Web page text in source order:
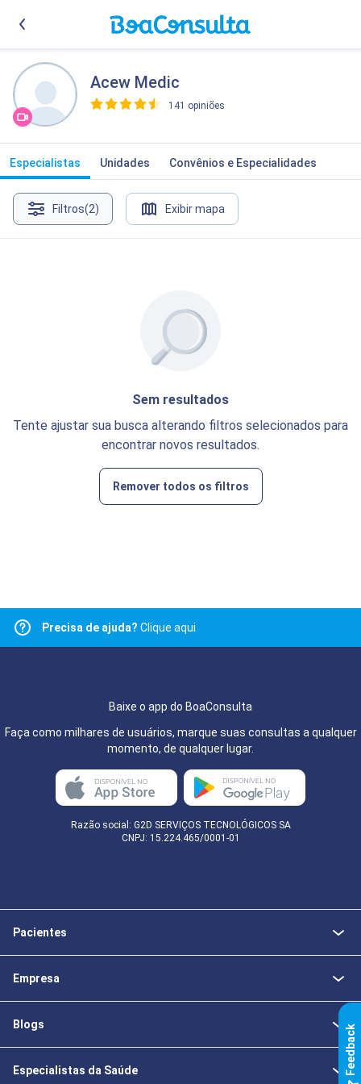
Acew Medic
141 opiniões
Especialistas Unidades Convênios e Especialidades
Filtros(2) Exibir mapa
Sem resultados
Tente ajustar sua busca alterando filtros selecionados para
encontrar novos resultados.
Remover todos os filtros
Precisa de ajuda? Clique aqui
Baixe o app do BoaConsulta
Faça como milhares de usuários, marque suas consultas a qualquer
momento, de qualquer lugar.
Razão social: G2D SERVIÇOS TECNOLÓGICOS SA
CNPJ: 15.224.465/0001-01
Pacientes
Empresa
Blogs
Especialistas da Saúde k